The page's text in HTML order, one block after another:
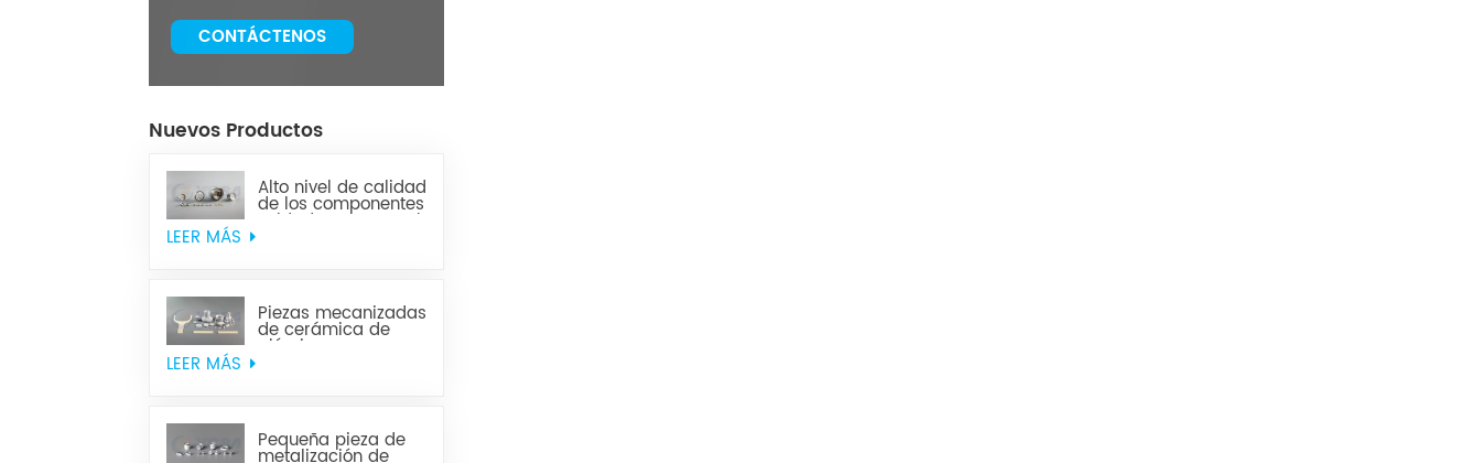
CONTÁCTENOS
Nuevos Productos
Alto nivel de calidad
de los componentes
soldados con metal
LEER MÁS
Piezas mecanizadas
de cerámica de
alúmina
LEER MÁS
Pequeña pieza de
metalización de